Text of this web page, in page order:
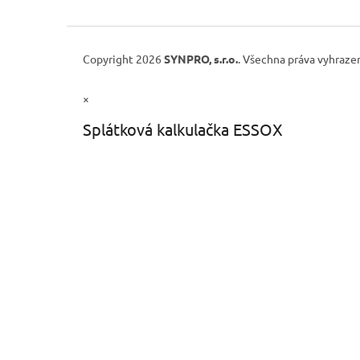
Copyright 2026 SYNPRO, s.r.o.. Všechna práva
×
Splátková kalkulačka ESSOX